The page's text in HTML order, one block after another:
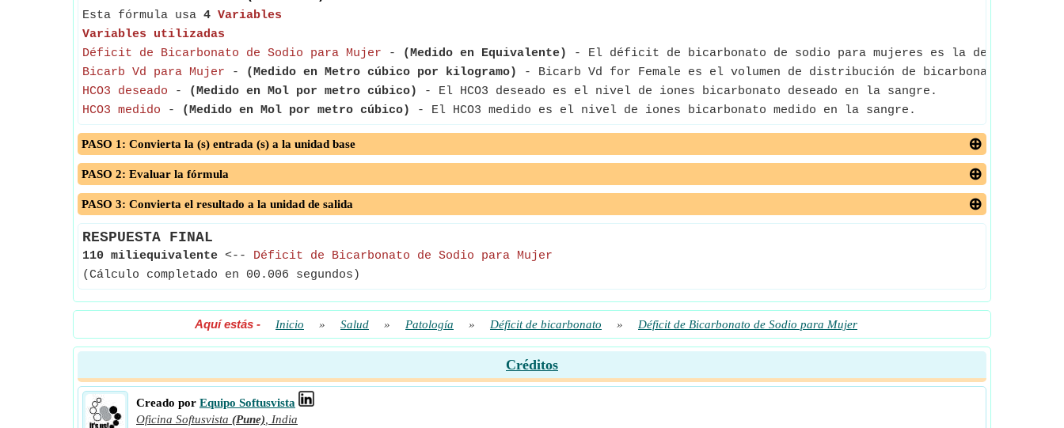
Esta fórmula usa 4 Variables
Variables utilizadas
Déficit de Bicarbonato de Sodio para Mujer - (Medido en Equivalente)
- El déficit de bicarbonato de sodio para mujeres es la deficiencia
Bicarb Vd para Mujer - (Medido en Metro cúbico por kilogramo)
- Bicarb Vd for Female es el volumen de distribución de bicarbonato que
HCO3 deseado - (Medido en Mol por metro cúbico)
- El HCO3 deseado es el nivel de iones bicarbonato deseado en la sangre.
HCO3 medido - (Medido en Mol por metro cúbico) - El HCO3 medido es el nivel de iones bicarbonato medido en la sangre.
PASO 1: Convierta la (s) entrada (s) a la unidad base
PASO 2: Evaluar la fórmula
PASO 3: Convierta el resultado a la unidad de salida
RESPUESTA FINAL
110 miliequivalente <-- Déficit de Bicarbonato de Sodio para Mujer
(Cálculo completado en 00.006 segundos)
Aquí estás - Inicio » Salud » Patología » Déficit de bicarbonato » Déficit de Bicarbonato de Sodio para Mujer
Créditos
Creado por Equipo Softusvista
Oficina Softusvista (Pune)
India